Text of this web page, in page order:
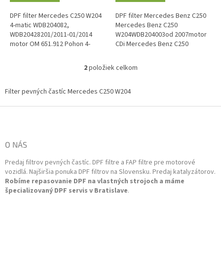
DPF filter Mercedes C250 W204
4-matic WDB204082,
WDB20428201/2011-01/2014
motor OM 651.912 Pohon 4-
DPF filter Mercedes Benz C250
Mercedes Benz C250
W204WDB204003od 2007motor
CDi Mercedes Benz C250
Blueff Mercedes Benz C250
W204WDB204303od...
O
l
d
r
v
k
y
2položiek celkom
Filter pevných častíc Mercedes C250 W204
O NÁS
Predaj filtrov pevných častíc. DPF filtre a FAP filtre pre motorové
vozidlá. Najširšia ponuka DPF filtrov na Slovensku. Predaj katalyzátorov.
Robíme repasovanie DPF na vlastných strojoch a máme
špecializovaný DPF servis v Bratislave.